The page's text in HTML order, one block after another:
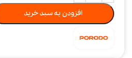
افزودن به سبد خرید